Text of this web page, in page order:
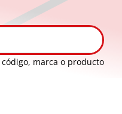
código, marca o producto